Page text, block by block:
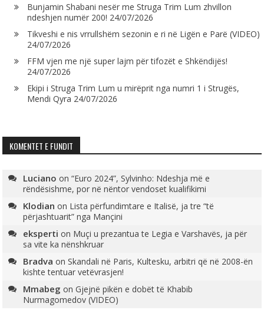
Bunjamin Shabani nesër me Struga Trim Lum zhvillon
ndeshjen numër 200! 24/07/2026
Tikveshi e nis vrrullshëm sezonin e ri në Ligën e Parë (VIDEO)
24/07/2026
FFM vjen me një super lajm për tifozët e Shkëndijës!
24/07/2026
Ekipi i Struga Trim Lum u mirëprit nga numri 1 i Strugës,
Mendi Qyra 24/07/2026
KOMENTET E FUNDIT
Luciano on“Euro 2024”, Sylvinho: Ndeshja më e
rëndësishme, por në nëntor vendoset kualifikimi
Klodian on Lista përfundimtare e Italisë, ja tre “të
përjashtuarit” nga Mançini
eksperti on Muçi u prezantua te Legia e Varshavës, ja për
sa vite ka nënshkruar
Bradva onSkandali në Paris, Kultesku, arbitri që në 2008-ën
kishte tentuar vetëvrasjen!
Mmabeg onGjejnë pikën e dobët të Khabib
Nurmagomedov (VIDEO)